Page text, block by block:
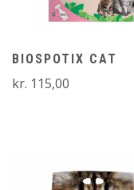
BIOSPOTIX CAT
kr. 115,00